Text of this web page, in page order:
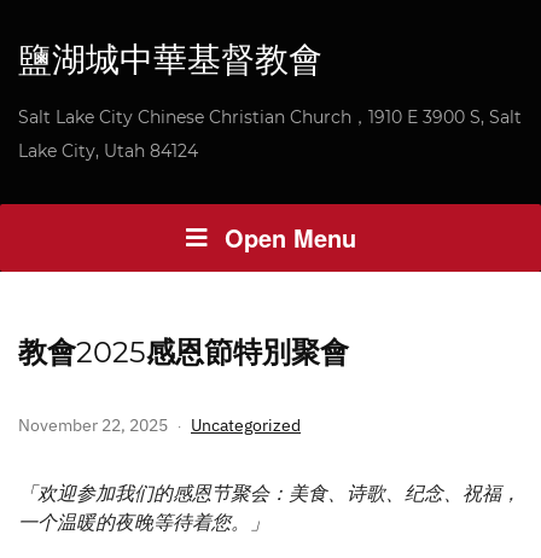
鹽湖城中華基督教會
Salt Lake City Chinese Christian Church，1910 E 3900 S, Salt
Lake City, Utah 84124
Open Menu
教會2025感恩節特別聚會
November 22, 2025 Uncategorized
「欢迎参加我们的感恩节聚会：美食、诗歌、纪念、祝福，
一个温暖的夜晚等待着您。」